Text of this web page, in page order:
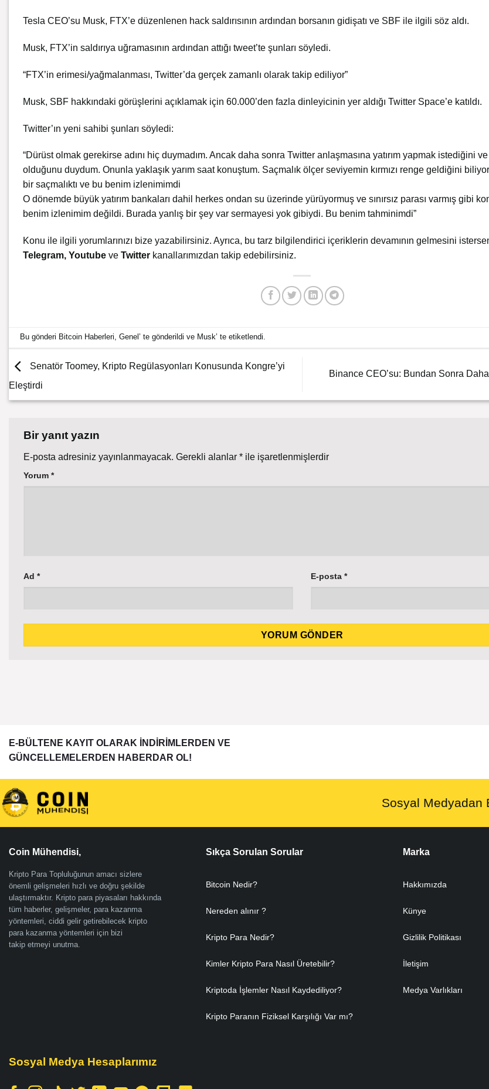
Tesla CEO’su Musk, FTX’e düzenlenen hack saldırısının ardından borsanın gidişatı ve SBF ile ilgili söz aldı.
Musk, FTX’in saldırıya uğramasının ardından attığı tweet’te şunları söyledi.
“FTX’in erimesi/yağmalanması, Twitter’da gerçek zamanlı olarak takip ediliyor”
Musk, SBF hakkındaki görüşlerini açıklamak için 60.000’den fazla dinleyicinin yer aldığı Twitter Space’e katıldı.
Twitter’ın yeni sahibi şunları söyledi:
“Dürüst olmak gerekirse adını hiç duymadım. Ancak daha sonra Twitter anlaşmasına yatırım yapmak istediğini
olduğunu duydum. Onunla yaklaşık yarım saat konuştum. Saçmalık ölçer seviyemin kırmızı renge geldiğini
bir saçmalıktı ve bu benim izlenimimdi
O dönemde büyük yatırım bankaları dahil herkes ondan su üzerinde yürüyormuş ve sınırsız parası varmış gibi
benim izlenimim değildi. Burada yanlış bir şey var sermayesi yok gibiydi. Bu benim tahminimdi”
Konu ile ilgili yorumlarınızı bize yazabilirsiniz. Ayrıca, bu tarz bilgilendirici içeriklerin devamının gelmesini
Telegram, Youtube ve Twitter kanallarımızdan takip edebilirsiniz.
Bu gönderi Bitcoin Haberleri,Genel’ te gönderildi ve Musk’ te etiketlendi.
Senatör Toomey, Kripto Regülasyonları Konusunda Kongre’yi
Eleştirdi
Binance CEO’su: Bundan Sonra
Bir yanıt yazın
E-posta adresiniz yayınlanmayacak. Gerekli alanlar * ile işaretlenmişlerdir
Yorum *
Ad * E-posta*
E-BÜLTENE KAYIT OLARAK İNDİRİMLERDEN VE
GÜNCELLEMELERDEN HABERDAR OL!
Sosyal Medyadan
Coin Mühendisi,
Kripto Para Topluluğunun amacı sizlere
önemli gelişmeleri hızlı ve doğru şekilde
ulaştırmaktır. Kripto para piyasaları hakkında
tüm haberler, gelişmeler, para kazanma
yöntemleri, ciddi gelir getirebilecek kripto
para kazanma yöntemleri için bizi
takip etmeyi unutma.
Sıkça Sorulan Sorular
Bitcoin Nedir?
Nereden alınır ?
Kripto Para Nedir?
Kimler Kripto Para Nasıl Üretebilir?
Kriptoda İşlemler Nasıl Kaydediliyor?
Kripto Paranın Fiziksel Karşılığı Var mı?
Marka
Hakkımızda
Künye
Gizlilik Politikası
İletişim
Medya Varlıkları
Sosyal Medya Hesaplarımız